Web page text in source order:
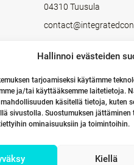
Hallinnoi evästeiden
tarjoamiseksi käytämme
ja/tai käyttääksemme laitetietoja.
käsitellä tietoja, kuten
sivustolla. Suostumuksen
ominaisuuksiin ja toimintoihin.
Kiellä
04310 Tuusula
LINKEDIN
Seuraa meitä